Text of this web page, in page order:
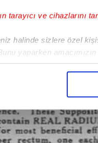
tarayıcı ve cihazlarını
halinde sizlere özel
yaparken
elimizden gelen
sunabilmek için İnternet
kişisel verileriniz